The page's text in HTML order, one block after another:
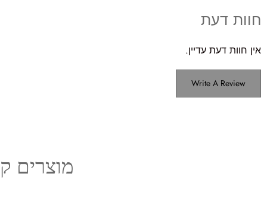
חוות דעת
אין חוות דעת עדיין.
Write A Review
מוצרים